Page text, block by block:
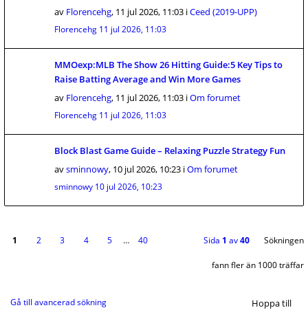
av Florencehg, 11 jul 2026, 11:03 iCeed (2019-UPP)
Florencehg 11 jul 2026, 11:03
MMOexp:MLB The Show 26 Hitting Guide:5 Key Tips to
Raise Batting Average and Win More Games
av Florencehg, 11 jul 2026, 11:03 iOm forumet
Florencehg 11 jul 2026, 11:03
Block Blast Game Guide – Relaxing Puzzle Strategy Fun
avsminnowy, 10 jul 2026, 10:23 iOm forumet
sminnowy 10 jul 2026, 10:23
1 2 3 4 5 … 40 Sida 1 av40 Sökningen
fann fler än 1000 träffar
Gå till avancerad sökning Hoppa till